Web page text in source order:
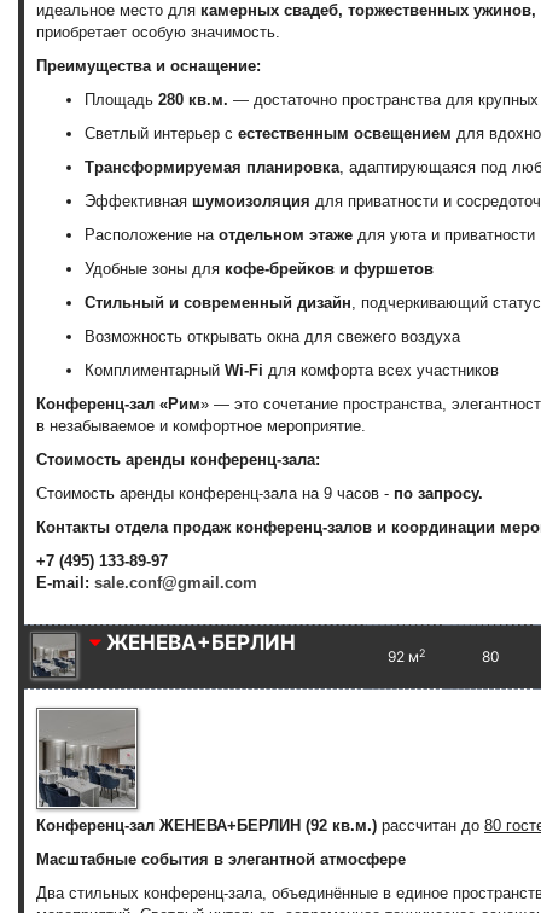
идеальное место для камерных свадеб, торжественных
приобретает особую значимость.
Преимущества и оснащение:
Площадь 280 кв.м. — достаточно пространства для
Светлый интерьер с естественным освещением для
Трансформируемая планировка, адаптирующаяся под
Эффективная шумоизоляция для приватности и
Расположение на отдельном этаже для уюта и приватности
Удобные зоны для кофе-брейков и фуршетов
Стильный и современный дизайн, подчеркивающий
Возможность открывать окна для свежего воздуха
Комплиментарный Wi-Fi для комфорта всех участников
Конференц-зал «Рим» — это сочетание пространства,
в незабываемое и комфортное мероприятие.
Стоимость аренды конференц-зала:
Стоимость аренды конференц-зала на 9 часов - по запросу.
Контакты отдела продаж конференц-залов и координации
+7 (495) 133-89-97
E-mail: sale.conf@gmail.com
ЖЕНЕВА+БЕРЛИН
92 м2 80
Конференц-зал ЖЕНЕВА+БЕРЛИН (92 кв.м.) рассчитан до 80
Масштабные события в элегантной атмосфере
Два стильных конференц-зала, объединённые в единое